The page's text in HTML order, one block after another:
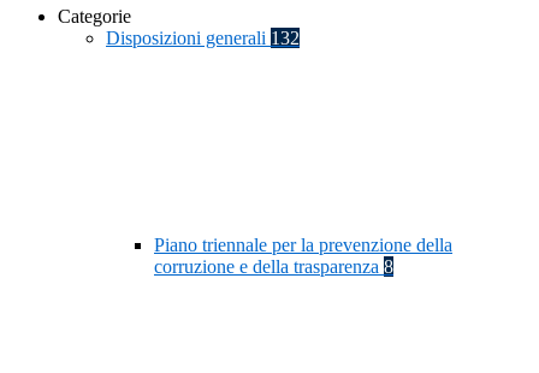
Categorie
Disposizioni generali 132
Piano triennale per la prevenzione della
corruzione e della trasparenza 8